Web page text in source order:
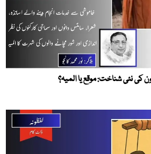
کی نئی شناخت: موقع یا المیہ؟